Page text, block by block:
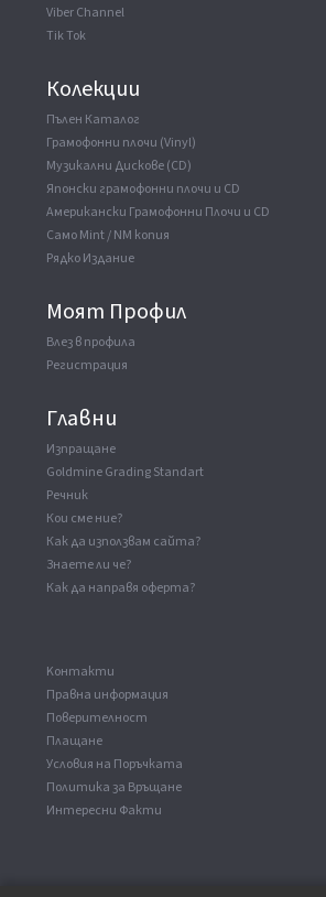
Viber Channel
Tik Tok
Колекции
Пълен Каталог
Грамофонни плочи (Vinyl)
Музикални Дискове (CD)
Японски грамофонни плочи и CD
Американски Грамофонни Плочи и CD
Само Mint / NM копия
Рядко Издание
Моят Профил
Влез в профила
Регистрация
Главни
Изпращане
Goldmine Grading Standart
Речник
Кои сме ние?
Как да използвам сайта?
Знаете ли че?
Как да направя оферта?
Kонтакти
Правна информация
Поверителност
Плащане
Условия на Поръчката
Политика за Връщане
Интересни Факти